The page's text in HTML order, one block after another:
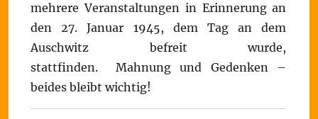
mehrere Veranstaltungen in Erinnerung an
den 27. Januar 1945, dem Tag an dem
Auschwitz befreit wurde,
stattfinden. Mahnung und Gedenken –
beides bleibt wichtig!